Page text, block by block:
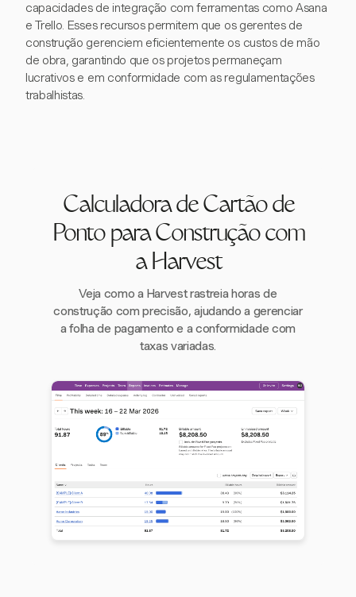
capacidades de integração com ferramentas como Asana
e Trello. Esses recursos permitem que os gerentes de
construção gerenciem eficientemente os custos de mão
de obra, garantindo que os projetos permaneçam
lucrativos e em conformidade com as regulamentações
trabalhistas.
Calculadora de Cartão de
Ponto para Construção com
a Harvest
Veja como a Harvest rastreia horas de
construção com precisão, ajudando a gerenciar
a folha de pagamento e a conformidade com
taxas variadas.